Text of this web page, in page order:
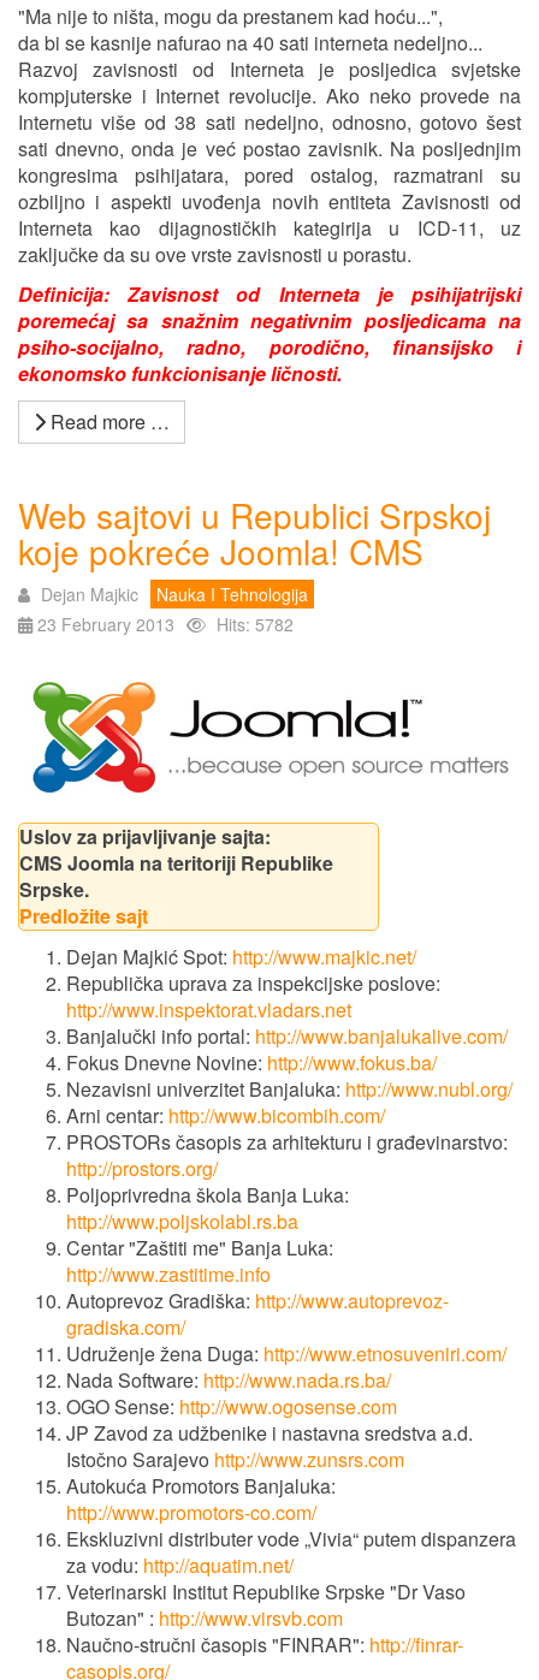
"Ma nije to ništa, mogu da prestanem kad hoću...",
da bi se kasnije nafurao na 40 sati interneta nedeljno...
Razvoj zavisnosti od Interneta je posljedica svjetske
kompjuterske i Internet revolucije. Ako neko provede na
Internetu više od 38 sati nedeljno, odnosno, gotovo šest
sati dnevno, onda je već postao zavisnik. Na posljednjim
kongresima psihijatara, pored ostalog, razmatrani su
ozbiljno i aspekti uvođenja novih entiteta Zavisnosti od
Interneta kao dijagnostičkih kategirija u ICD-11, uz
zaključke da su ove vrste zavisnosti u porastu.
Definicija: Zavisnost od Interneta je psihijatrijski
poremećaj sa snažnim negativnim posljedicama na
psiho-socijalno, radno, porodično, finansijsko i
ekonomsko funkcionisanje ličnosti.
Read more …
Web sajtovi u Republici Srpskoj
koje pokreće Joomla! CMS
Dejan Majkic
Nauka I Tehnologija
23 February 2013
Hits: 5782
Uslov za prijavljivanje sajta:
CMS Joomla na teritoriji Republike
Srpske.
Predložite sajt
Dejan Majkić Spot: http://www.majkic.net/
Republička uprava za inspekcijske poslove:
http://www.inspektorat.vladars.net
Banjalučki info portal: http://www.banjalukalive.com/
Fokus Dnevne Novine: http://www.fokus.ba/
Nezavisni univerzitet Banjaluka: http://www.nubl.org/
Arni centar: http://www.bicombih.com/
PROSTORs časopis za arhitekturu i građevinarstvo:
http://prostors.org/
Poljoprivredna škola Banja Luka:
http://www.poljskolabl.rs.ba
Centar "Zaštiti me" Banja Luka:
http://www.zastitime.info
Autoprevoz Gradiška: http://www.autoprevoz-
gradiska.com/
Udruženje žena Duga: http://www.etnosuveniri.com/
Nada Software: http://www.nada.rs.ba/
OGO Sense: http://www.ogosense.com
JP Zavod za udžbenike i nastavna sredstva a.d.
Istočno Sarajevo http://www.zunsrs.com
Autokuća Promotors Banjaluka:
http://www.promotors-co.com/
Ekskluzivni distributer vode „Vivia“ putem dispanzera
za vodu: http://aquatim.net/
Veterinarski Institut Republike Srpske "Dr Vaso
Butozan" : http://www.virsvb.com
Naučno-stručni časopis "FINRAR": http://finrar-
casopis.org/